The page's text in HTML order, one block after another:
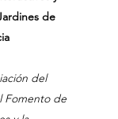
de
del
Fomento de